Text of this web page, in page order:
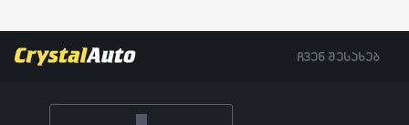
ჩვენ შესახებ